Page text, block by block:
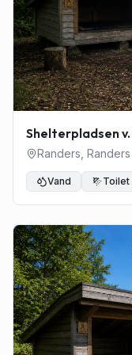
Shelterpladsen
Randers Randers
Vand Toilet